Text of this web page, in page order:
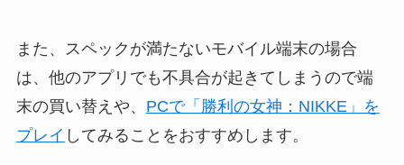
また、スペックが満たないモバイル端末の場合
は、他のアプリでも不具合が起きてしまうので端
末の買い替えや、 PCで「勝利の女神：NIKKE」を
プレイ してみることをおすすめします。